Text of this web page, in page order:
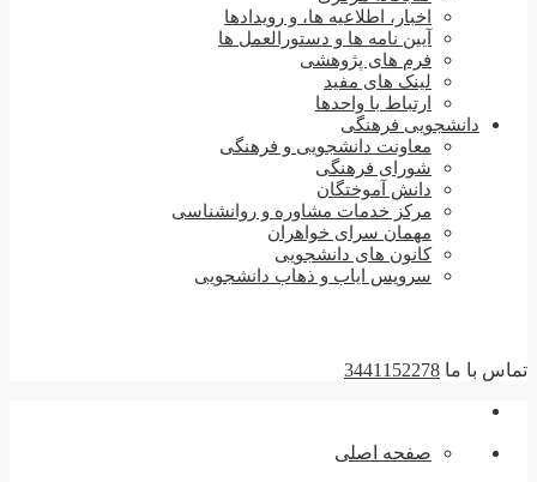
اخبار، اطلاعیه ها، و رویدادها
آیین نامه ها و دستورالعمل ها
فرم های پژوهشی
لینک های مفید
ارتباط با واحدها
دانشجویی فرهنگی
معاونت دانشجویی و فرهنگی
شورای فرهنگی
دانش آموختگان
مرکز خدمات مشاوره و روانشناسی
مهمان سرای خواهران
کانون های دانشجویی
سرویس ایاب و ذهاب دانشجویی
تماس با ما 3441152278
صفحه اصلی